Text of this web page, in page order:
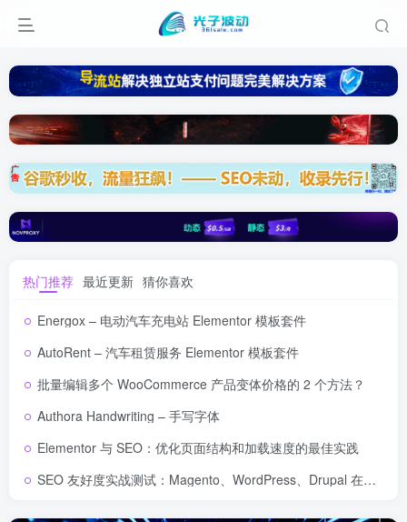
热门推荐 最近更新 猜你喜欢
Energox – 电动汽车充电站 Elementor 模板套件
AutoRent – 汽车租赁服务 Elementor 模板套件
批量编辑多个 WooCommerce 产品变体价格的 2 个方法？
Authora Handwriting – 手写字体
Elementor 与 SEO：优化页面结构和加载速度的最佳实践
SEO 友好度实战测试：Magento、WordPress、Drupal 在核心 SEO 要素上的表现对比